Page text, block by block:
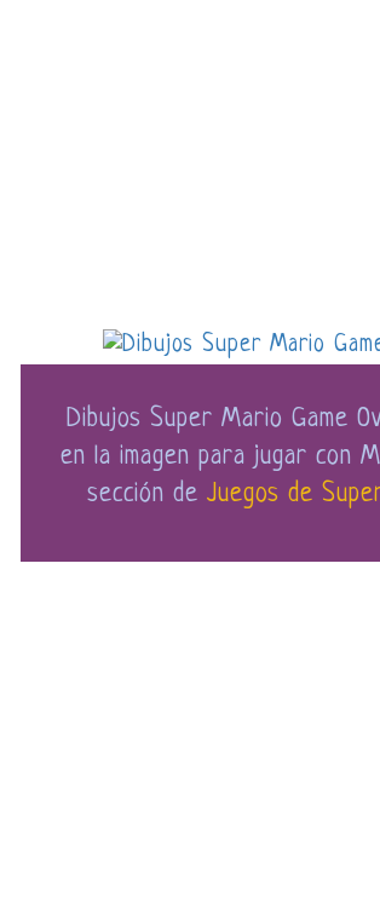
Dibujos Super Mario Game
en la imagen para jugar con
sección de Juegos de